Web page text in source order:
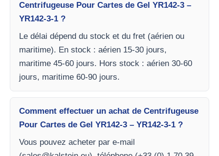
Centrifugeuse Pour Cartes de Gel YR142-3 –
YR142-3-1 ?
Le délai dépend du stock et du fret (aérien ou
maritime). En stock : aérien 15-30 jours,
maritime 45-60 jours. Hors stock : aérien 30-60
jours, maritime 60-90 jours.
Comment effectuer un achat de Centrifugeuse
Pour Cartes de Gel YR142-3 – YR142-3-1 ?
Vous pouvez acheter par e-mail